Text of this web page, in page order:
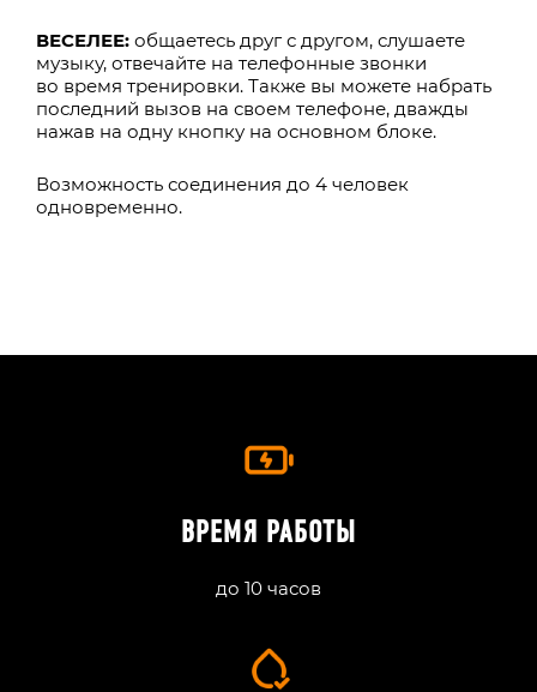
ВЕСЕЛЕЕ: общаетесь друг с другом, слушаете
музыку, отвечайте на телефонные звонки
во время тренировки. Также вы можете набрать
последний вызов на своем телефоне, дважды
нажав на одну кнопку на основном блоке.
Возможность соединения до 4 человек
одновременно.
ВРЕМЯ РАБОТЫ
до 10 часов